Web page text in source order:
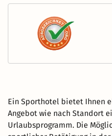
Ein Sporthotel bietet Ihnen
Angebot wie nach Standort
Urlaubsprogramm. Die